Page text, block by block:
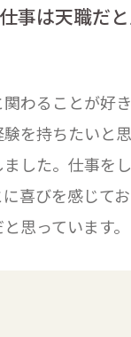
事は天職だ
わることが好
を持ちたいと
した。仕事を
喜びを感じて
思っています。